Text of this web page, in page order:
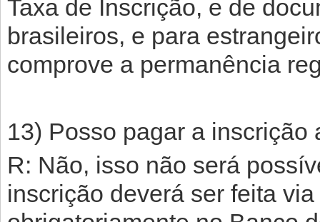
Taxa de Inscrição, e de
brasileiros, e para
comprove a permanência
13) Posso pagar a inscrição
R: Não, isso não será
inscrição deverá ser feita